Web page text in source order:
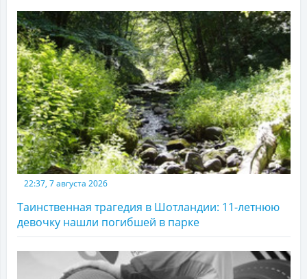
22:37, 7 августа 2026
Таинственная трагедия в Шотландии: 11-летнюю
девочку нашли погибшей в парке